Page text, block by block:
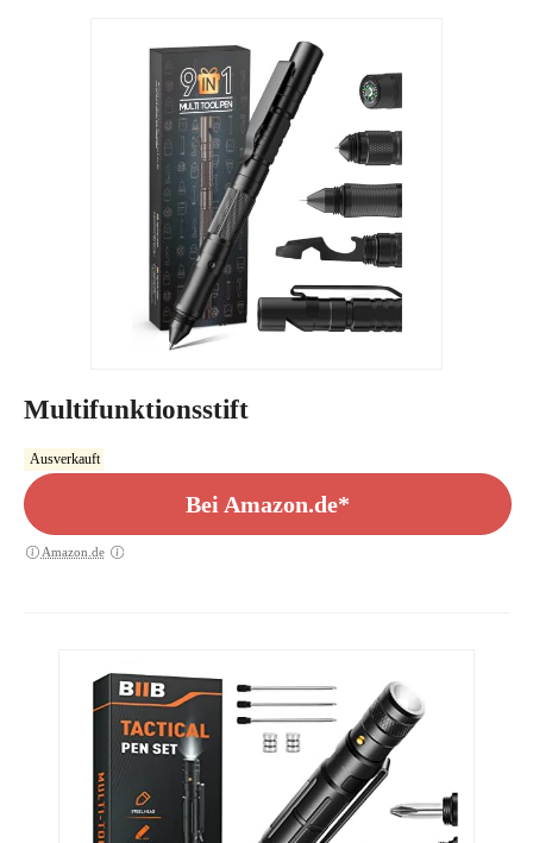
Multifunktionsstift
Ausverkauft
Bei Amazon.de*
Amazon.de